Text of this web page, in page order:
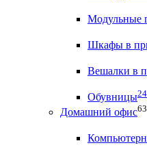
Модульные
Шкафы в
Вешалки в
Обувницы24
Домашний офис63